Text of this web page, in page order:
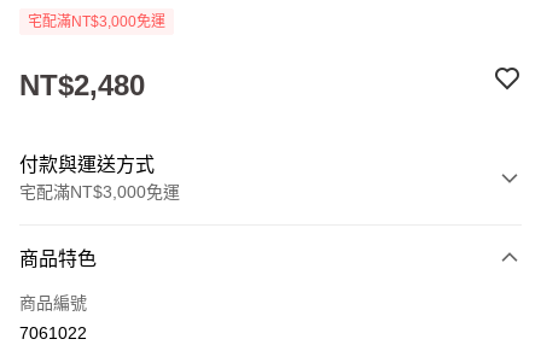
宅配滿NT$3,000免運
NT$2,480
付款與運送方式
宅配滿NT$3,000免運
信用卡一次付款
悠遊付
商品特色
商品編號
7061022